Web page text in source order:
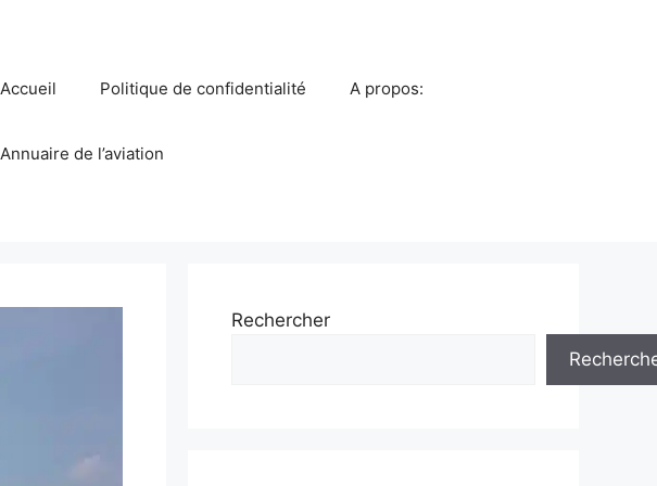
Accueil Politique de confidentialité A propos:
Annuaire de l’aviation
Rechercher